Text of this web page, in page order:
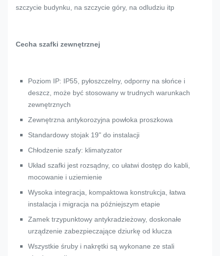
szczycie budynku, na szczycie góry, na odludziu itp
Cecha szafki zewnętrznej
Poziom IP: IP55, pyłoszczelny, odporny na słońce i
deszcz, może być stosowany w trudnych warunkach
zewnętrznych
Zewnętrzna antykorozyjna powłoka proszkowa
Standardowy stojak 19" do instalacji
Chłodzenie szafy: klimatyzator
Układ szafki jest rozsądny, co ułatwi dostęp do kabli,
mocowanie i uziemienie
Wysoka integracja, kompaktowa konstrukcja, łatwa
instalacja i migracja na późniejszym etapie
Zamek trzypunktowy antykradzieżowy, doskonałe
urządzenie zabezpieczające dziurkę od klucza
Wszystkie śruby i nakrętki są wykonane ze stali